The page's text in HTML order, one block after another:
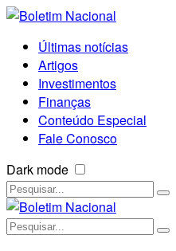
Últimas notícias
Artigos
Investimentos
Finanças
Conteúdo Especial
Fale Conosco
Dark mode